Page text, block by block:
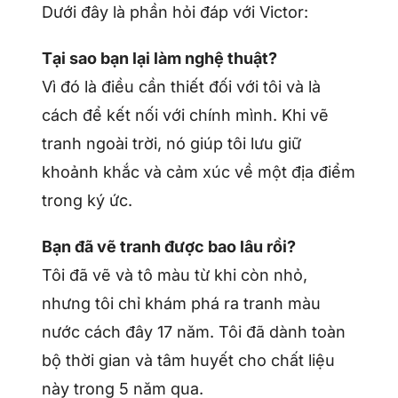
Dưới đây là phần hỏi đáp với Victor:
Tại sao bạn lại làm nghệ thuật?
Vì đó là điều cần thiết đối với tôi và là
cách để kết nối với chính mình. Khi vẽ
tranh ngoài trời, nó giúp tôi lưu giữ
khoảnh khắc và cảm xúc về một địa điểm
trong ký ức.
Bạn đã vẽ tranh được bao lâu rồi?
Tôi đã vẽ và tô màu từ khi còn nhỏ,
nhưng tôi chỉ khám phá ra tranh màu
nước cách đây 17 năm. Tôi đã dành toàn
bộ thời gian và tâm huyết cho chất liệu
này trong 5 năm qua.